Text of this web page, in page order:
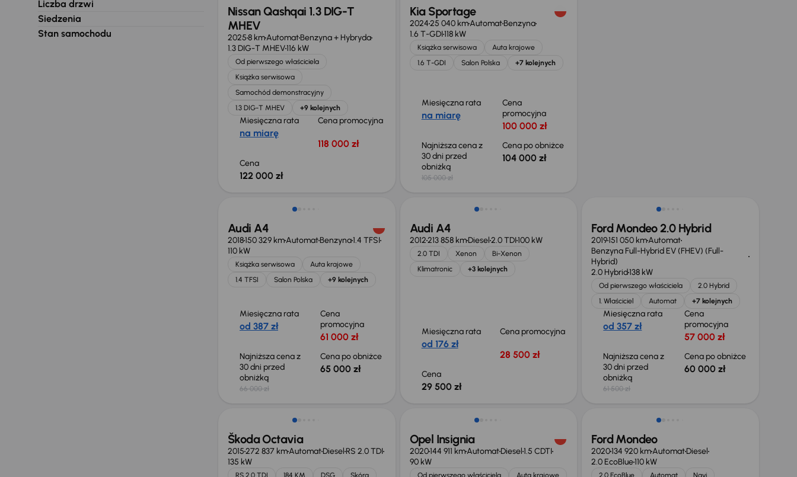
Liczba drzwi
Siedzenia
Stan samochodu
Nissan Qashqai 1.3 DIG-T
MHEV
20258 kmAutomatBenzyna + Hybryda
1.3 DIG-T MHEV116 kW
Od pierwszego właściciela
Książka serwisowa
Samochód demonstracyjny
1.3 DIG-T MHEV
+9 kolejnych
Miesięczna rata
na miarę
Cena promocyjna
118 000 zł
Cena
122 000 zł
Kia Sportage
202425 040 kmAutomatBenzyna
1.6 T-GDI118 kW
Książka serwisowa
Auta krajowe
1.6 T-GDI
Salon Polska +7 kolejnych
Miesięczna rata
na miarę
Cena
promocyjna
100 000 zł
Najniższa cena z
30 dni przed
obniżką
105 000 zł
Cena po obniżce
104 000 zł
Audi A4
2018150 329 kmAutomatBenzyna1.4 TFSI
110 kW
Książka serwisowa
Auta krajowe
1.4 TFSI
Salon Polska +9 kolejnych
Miesięczna rata
od 387 zł
Cena
promocyjna
61 000 zł
Najniższa cena z
30 dni przed
obniżką
66 000 zł
Cena po obniżce
65 000 zł
Audi A4
2012213 858 kmDiesel2.0 TDI100 kW
2.0 TDI Xenon
Bi-Xenon
Klimatronic
+3 kolejnych
Miesięczna rata
od 176 zł
Cena promocyjna
28 500 zł
Cena
29 500 zł
Ford Mondeo 2.0 Hybrid
2019151 050 kmAutomat
Benzyna Full-Hybrid EV (FHEV) (Full-
Hybrid)
2.0 Hybrid138 kW
Od pierwszego właściciela
2.0 Hybrid
1. Właściciel
Automat +7 kolejnych
Miesięczna rata
od 357 zł
Cena
promocyjna
57 000 zł
Najniższa cena z
30 dni przed
obniżką
61 500 zł
Cena po obniżce
60 000 zł
Škoda Octavia
2015272 837 kmAutomatDiesel RS 2.0 TDI
135 kW
RS 2.0 TDI 184 KM DSG
Skóra
Możliwość odliczenia VAT
Opel Insignia
2020144 911 kmAutomatDiesel1.5 CDTI
90 kW
Od pierwszego właściciela
Auta krajowe
Taniej o 1 000 zł
Ford Mondeo
2020134 920 kmAutomatDiesel
2.0 EcoBlue110 kW
2.0 EcoBlue Automat
Navi